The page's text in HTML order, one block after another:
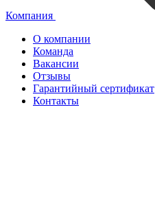
Компания
О компании
Команда
Вакансии
Отзывы
Гарантийный сертификат
Контакты